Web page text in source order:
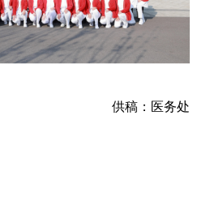
供稿：医务处